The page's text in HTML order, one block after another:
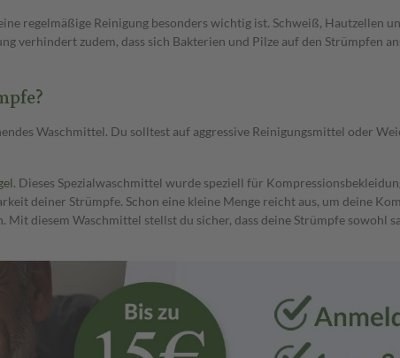
regelmäßige Reinigung besonders wichtig ist. Schweiß, Hautzellen
zudem, dass sich Bakterien und Pilze auf den Strümpfen
Waschmittel. Du solltest auf aggressive Reinigungsmittel oder
. Dieses Spezialwaschmittel wurde speziell für
deiner Strümpfe. Schon eine kleine Menge reicht aus, um deine
diesem Waschmittel stellst du sicher, dass deine Strümpfe sowohl